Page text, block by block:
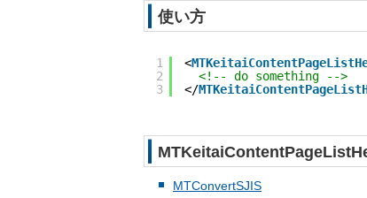
使い方
1
2
3
<
<!-- do something -->
</
MTConvertSJIS